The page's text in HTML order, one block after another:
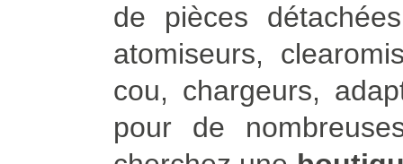
de pièces
atomiseurs,
cou, chargeurs,
pour de